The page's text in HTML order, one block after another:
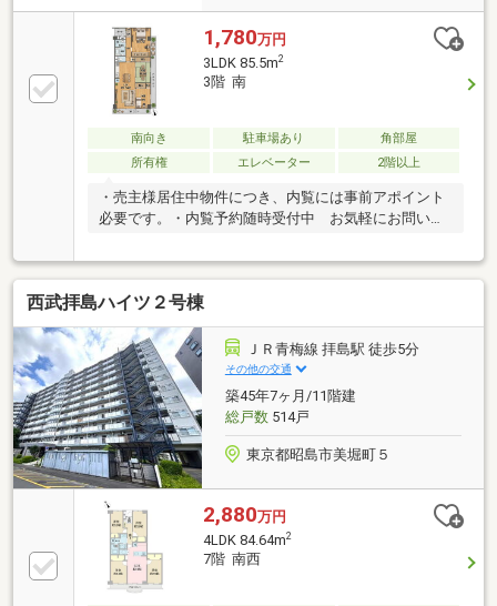
1,780万円
3LDK 85.5m2
3階 南
南向き 駐車場あり
角部屋
所有権
エレベーター 2階以上
・売主様居住中物件につき、内覧には事前アポイント
必要です。・内覧予約随時受付中 お気軽にお問い合
西武拝島ハイツ２号棟
ＪＲ青梅線 拝島駅 徒歩5分
その他の交通
築45年7ヶ月/11階建
総戸数514戸
東京都昭島市美堀町５
2,880万円
4LDK 84.64m2
7階 南西